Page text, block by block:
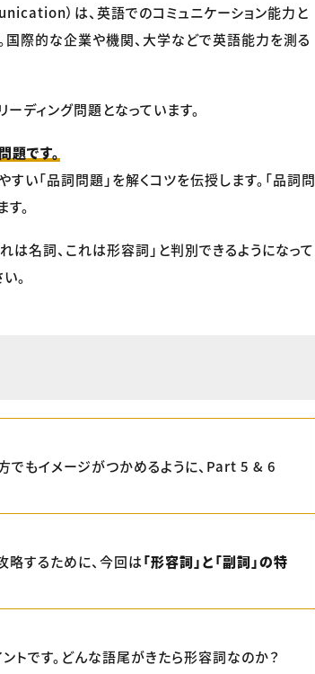
）は、英語でのコミュニケーション能力と
国際的な企業や機関、大学などで英語能力を測る
ィング問題となっています。
です。
い「品詞問題」を解くコツを伝授します。「品詞問
。
は名詞、これは形容詞」と判別できるようになって
。
もイメージがつかめるように、Part 5 & 6
するために、今回は「形容詞」と「副詞」の特
トです。どんな語尾がきたら形容詞なのか？